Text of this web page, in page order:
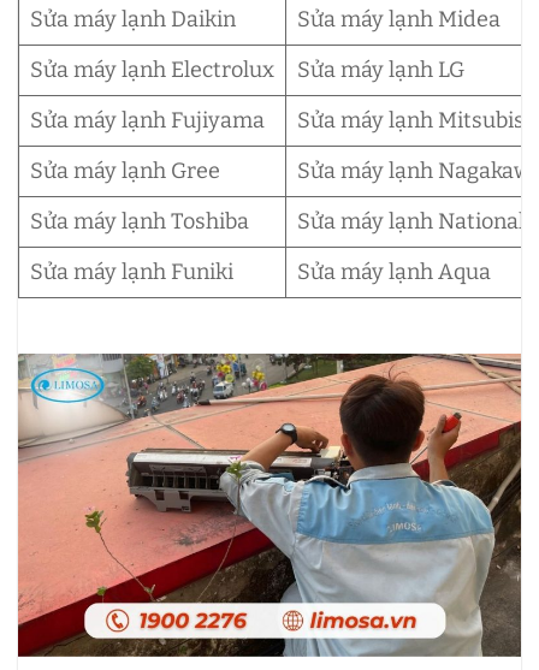
Sửa máy lạnh Daikin
Sửa máy lạnh Midea
Sửa máy lạnh Electrolux
Sửa máy lạnh LG
Sửa máy lạnh Fujiyama
Sửa máy lạnh
Sửa máy lạnh Gree
Sửa máy lạnh
Sửa máy lạnh Toshiba
Sửa máy lạnh National
Sửa máy lạnh Funiki
Sửa máy lạnh Aqua